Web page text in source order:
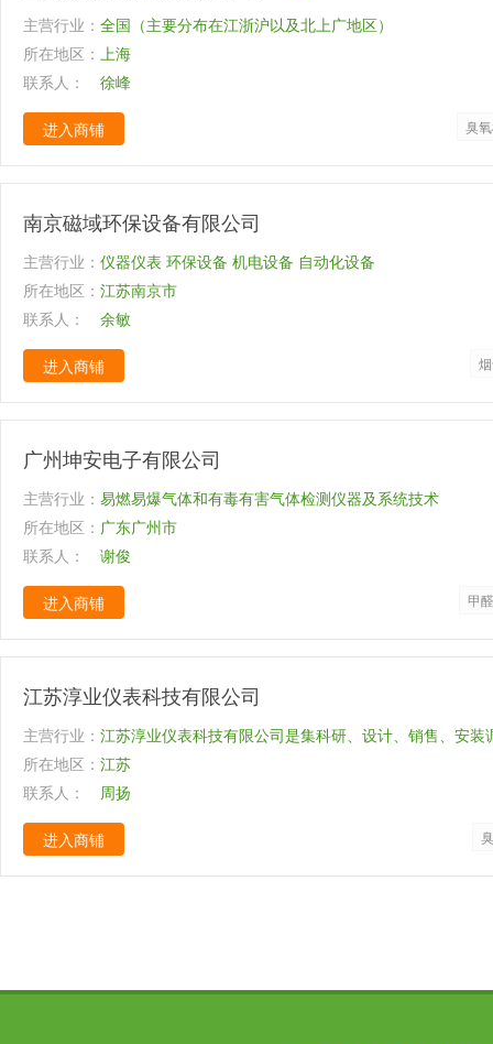
主营行业： 全国（主要分布在江浙沪以及北上广地区）
所在地区： 上海
联系人：
徐峰
进入商铺 臭
南京磁域环保设备有限公司
主营行业： 仪器仪表 环保设备 机电设备 自动化设备
所在地区： 江苏南京市
联系人：
余敏
进入商铺
广州坤安电子有限公司
主营行业： 易燃易爆气体和有毒有害气体检测仪器及系统技术
所在地区： 广东广州市
联系人：
谢俊
进入商铺 甲
江苏淳业仪表科技有限公司
主营行业： 江苏淳业仪表科技有限公司是集科研、设计、销售、安装
接、产品代理、售后服务为一体的综合性公司。主营产品
测仪,在线COD监测仪,在线氨氮监测仪,在线总磷监测仪,
所在地区： 江苏
联系人：
周扬
进入商铺